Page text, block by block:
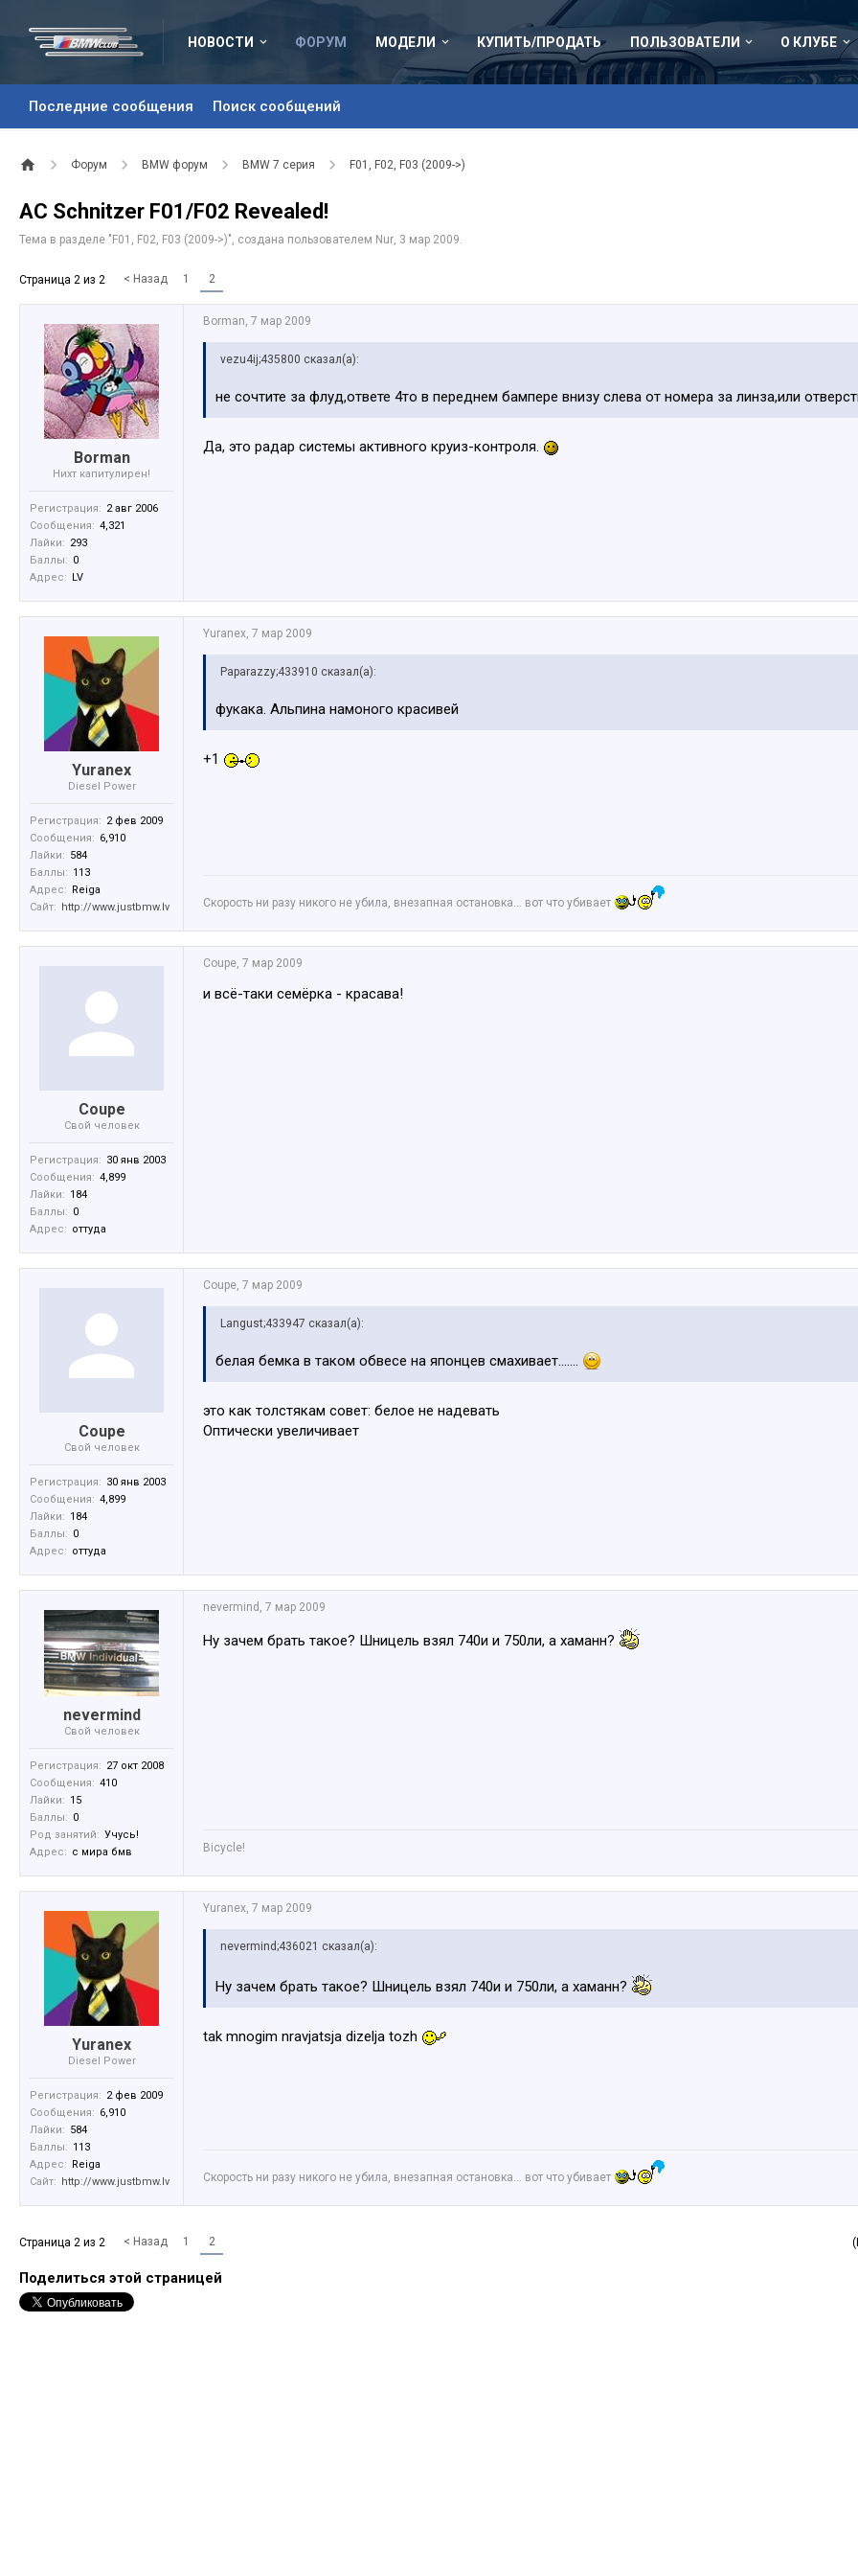
НОВОСТИ ФОРУМ
Последние сообщения Поиск сообщений
МОДЕЛИ КУПИТЬ/ПРОДАТЬ ПОЛЬЗОВАТЕЛИ О КЛУБЕ
Форум BMW форум BMW 7 серия F01, F02, F03 (2009->)
AC Schnitzer F01/F02 Revealed!
Тема в разделе " F01, F02, F03 (2009->)", создана пользователем Nur, 3 мар 2009.
Страница 2 из 2 < Назад 1 2
Borman
Нихт капитулирен!
Регистрация: 2 авг 2006
Сообщения: 4,321
Лайки: 293
Баллы: 0
Адрес: LV
Borman, 7 мар 2009
vezu4ij;435800 сказал(а):
не сочтите за флуд,ответе 4то в переднем бампере внизу слева от номера за линза,или
Да, это радар системы активного круиз-контроля.
Yuranex
Diesel Power
Регистрация: 2 фев 2009
Сообщения: 6,910
Лайки: 584
Баллы: 113
Адрес: Reiga
Сайт: http://www.justbmw.lv
Yuranex, 7 мар 2009
Paparazzy;433910 сказал(а):
фукака. Альпина намоного красивей
+1
Скорость ни разу никого не убила, внезапная остановка… вот что убивает
Coupe
Свой человек
Регистрация: 30 янв 2003
Сообщения: 4,899
Лайки: 184
Баллы: 0
Адрес: оттуда
Coupe, 7 мар 2009
и всё-таки семёрка - красава!
Coupe
Свой человек
Регистрация: 30 янв 2003
Сообщения: 4,899
Лайки: 184
Баллы: 0
Адрес: оттуда
Coupe, 7 мар 2009
Langust;433947 сказал(а):
белая бемка в таком обвесе на японцев смахивает.......
это как толстякам совет: белое не надевать
Оптически увеличивает
nevermind
Свой человек
Регистрация: 27 окт 2008
Сообщения: 410
Лайки: 15
Баллы: 0
Род занятий: Учусь!
Адрес: с мира бмв
nevermind , 7 мар 2009
Ну зачем брать такое? Шницель взял 740и и 750ли, а хаманн?
Bicycle!
Yuranex
Diesel Power
Регистрация: 2 фев 2009
Сообщения: 6,910
Лайки: 584
Баллы: 113
Адрес: Reiga
Сайт: http://www.justbmw.lv
Yuranex, 7 мар 2009
nevermind;436021 сказал(а):
Ну зачем брать такое? Шницель взял 740и и 750ли, а хаманн?
tak mnogim nravjatsja dizelja tozh
Скорость ни разу никого не убила, внезапная остановка… вот что убивает
Страница 2 из 2 < Назад 1 2
Поделиться этой страницей